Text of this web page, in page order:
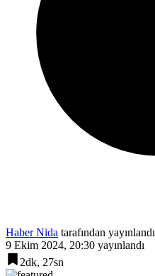
Haber Nida tarafından yayınlandı
9 Ekim 2024, 20:30 yayınlandı
2dk, 27sn